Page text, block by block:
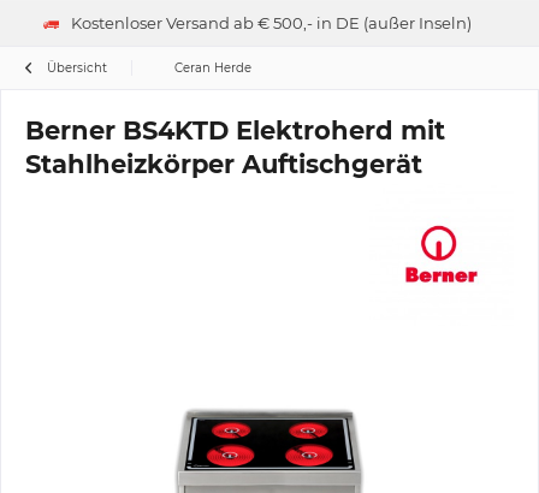
Kostenloser Versand ab € 500,- in DE (außer Inseln)
Übersicht Ceran Herde
Berner BS4KTD Elektroherd mit
Stahlheizkörper Auftischgerät